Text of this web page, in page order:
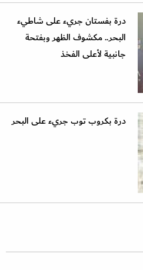
درة بفستان جريء على شاطيء
البحر.. مكشوف الظهر وبفتحة
جانبية لأعلى الفخذ
درة بكروب توب جريء على البحر